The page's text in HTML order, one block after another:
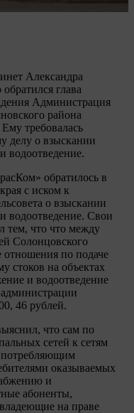
Александра
глава
Администрация
района
требовалась
делу о взыскании
водоотведение.
обратилось в
с иском к
о взыскании
водоотведение. Свои
тем, что что между
Солонцовского
отношения по подаче
стоков на объектах
и водоотведение
46 рублей.
что сам по
сетей к сетям
потребляющим
оказываемых
и
абоненты,
на праве